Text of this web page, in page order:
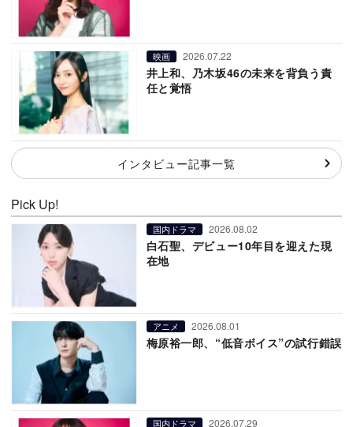
映画 2026.07.22
井上和、乃木坂46の未来を背負う責
任と覚悟
インタビュー記事一覧
Pick Up!
国内ドラマ 2026.08.02
白石聖、デビュー10年目を迎えた現
在地
アニメ 2026.08.01
梅原裕一郎、“低音ボイス”の試行錯誤
国内ドラマ 2026.07.29